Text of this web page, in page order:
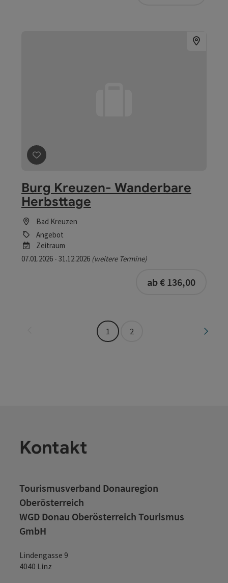
Beitrag merken
Burg Kreuzen- Wanderbare
Herbsttage
Bad Kreuzen
Angebot
Zeitraum
07.01.2026 - 31.12.2026 (weitere Termine)
ab € 136,00
1 2 Seite
Kontakt
Tourismusverband Donauregion
Oberösterreich
WGD Donau Oberösterreich Tourismus
GmbH
Lindengasse 9
4040 Linz